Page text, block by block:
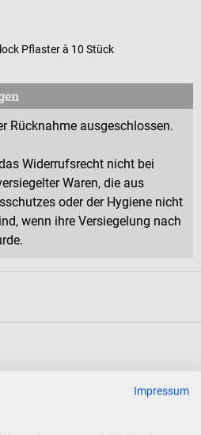
Pflaster à 10 Stück
Rücknahme ausgeschlossen.
Widerrufsrecht nicht bei
Waren, die aus
oder der Hygiene nicht
wenn ihre Versiegelung nach
Impressum